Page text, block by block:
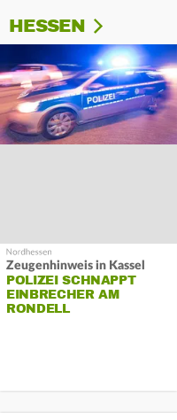
HESSEN
Zeugenhinweis in Kassel
POLIZEI SCHNAPPT
EINBRECHER AM
RONDELL